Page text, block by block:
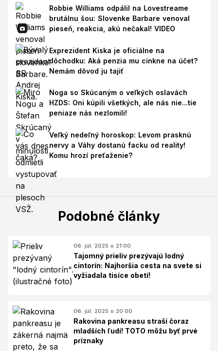
Robbie Williams odpálil na Lovestreame
brutálnu šou: Slovenke Barbare venoval
pieseň, reakcia, akú nečakal! VIDEO
Exprezident Kiska je oficiálne na
dôchodku: Aká penzia mu cinkne na účet?
Nemám dôvod ju tajiť
Noga so Skúcaným o veľkých oslavách
HZDS: Oni kúpili všetkých, ale nás nie...tie
peniaze nás nezlomili!
Veľký nedeľný horoskop: Levom prasknú
nervy a Váhy dostanú facku od reality!
Komu hrozí preťaženie?
Podobné články
06. júl. 2025 o 21:00
Tajomný prieliv prezývajú lodný
cintorín: Najhoršia cesta na svete si
vyžiadala tisíce obetí!
06. júl. 2025 o 20:00
Rakovina pankreasu straší čoraz
mladších ľudí! TOTO môžu byť prvé
príznaky